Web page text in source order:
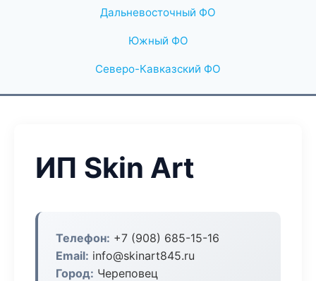
Дальневосточный ФО
Южный ФО
Северо-Кавказский ФО
ИП Skin Art
Телефон: +7 (908) 685-15-16
Email: info@skinart845.ru
Город: Череповец